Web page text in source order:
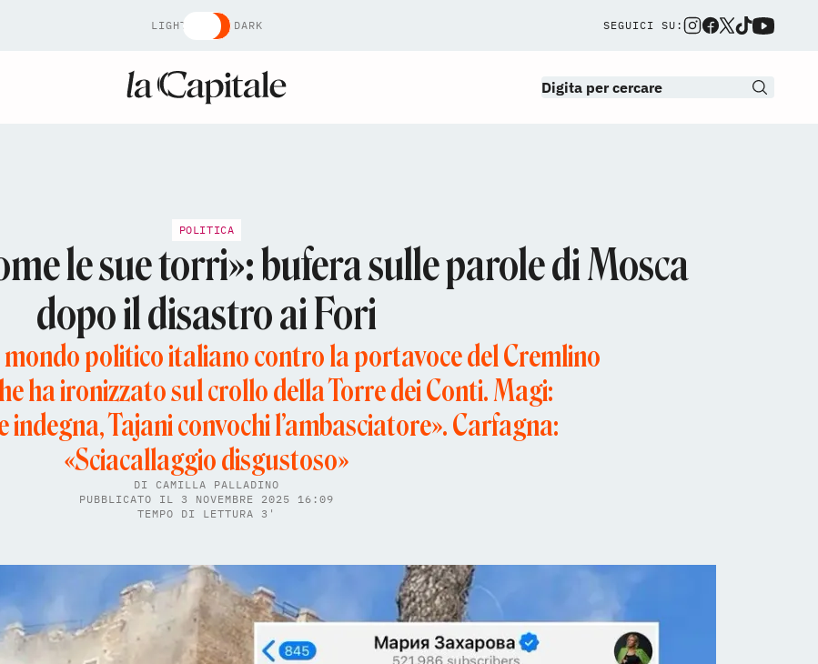
LIGHT DARK SEGUICI SU:
POLITICA
le sue torri»: bufera sulle parole di Mosca
dopo il disastro ai Fori
politico italiano contro la portavoce del Cremlino
ha ironizzato sul crollo della Torre dei Conti. Magi:
indegna, Tajani convochi l’ambasciatore». Carfagna:
«Sciacallaggio disgustoso»
DI CAMILLA PALLADINO
PUBBLICATO IL 3 NOVEMBRE 2025 16:09
TEMPO DI LETTURA 3'